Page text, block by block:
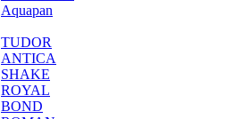
Aquapan
TUDOR
ANTICA
SHAKE
ROYAL
BOND